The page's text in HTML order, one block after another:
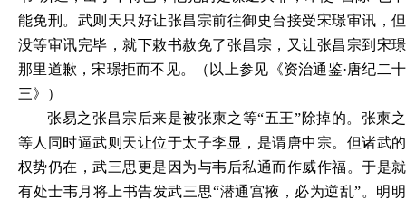
能免刑。武则天只好让张昌宗前往御史台接受宋璟审讯，但
没等审讯完毕，就下敕书赦免了张昌宗，又让张昌宗到宋璟
那里道歉，宋璟拒而不见。（以上参见《资治通鉴·唐纪二十
三》）
张易之张昌宗后来是被张柬之等“五王”除掉的。张柬之
等人同时逼武则天让位于太子李显，是谓唐中宗。但诸武的
权势仍在，武三思更是因为与韦后私通而作威作福。于是就
有处士韦月将上书告发武三思“潜通宫掖，必为逆乱”。明明